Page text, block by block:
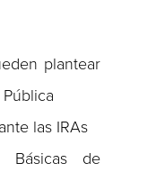
plantear
las IRAs
Básicas de